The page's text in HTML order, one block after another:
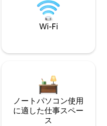
Wi-Fi
ノートパソコン使用
に適した仕事スペー
ス